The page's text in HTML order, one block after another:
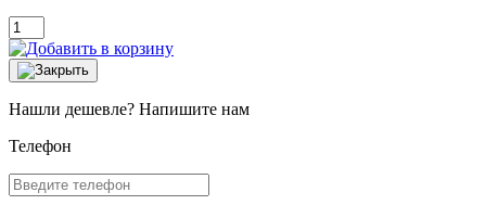
Нашли дешевле? Напишите нам
Телефон